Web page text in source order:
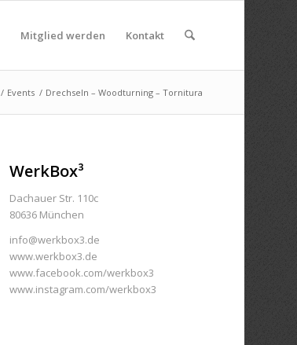
Mitglied werden Kontakt
/ Events / Drechseln – Woodturning – Tornitura
WerkBox³
Dachauer Str. 110c
80636 München
info@werkbox3.de
www.werkbox3.de
www.facebook.com/werkbox3
www.instagram.com/werkbox3